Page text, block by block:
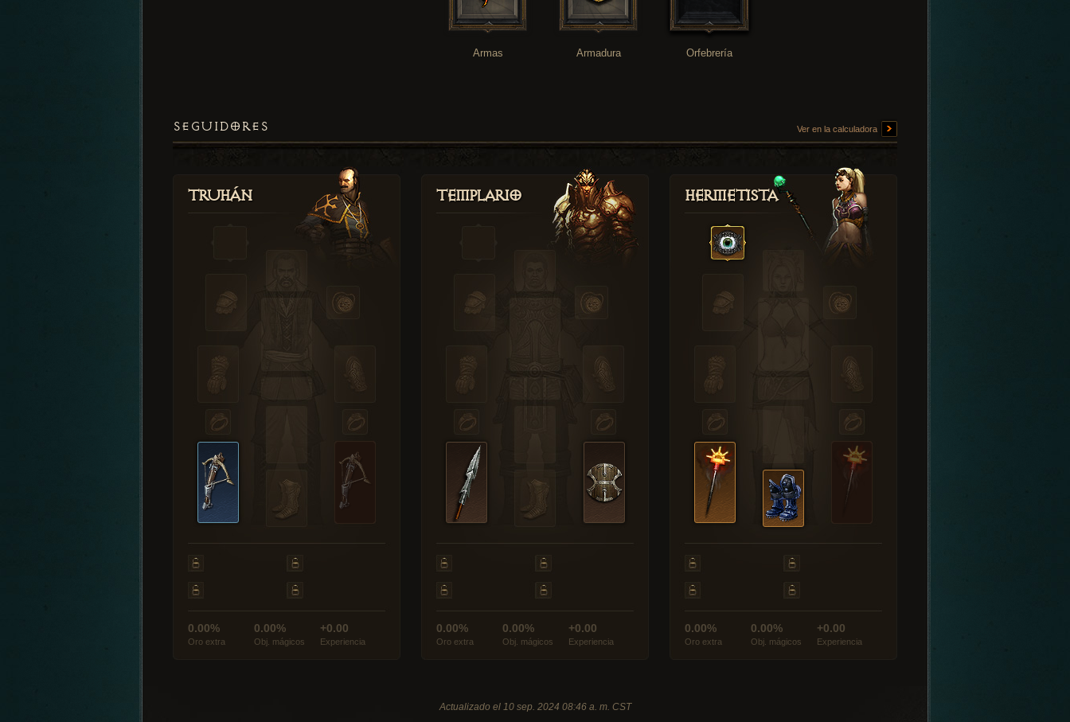
Armas Armadura Orfebrería
SEGUIDORES Ver en la calculadora
Truhán
0.00%
Oro extra
0.00%
Obj. mágicos
+0.00
Experiencia
Templario
0.00%
Oro extra
0.00%
Obj. mágicos
+0.00
Experiencia
Hermetista
0.00%
Oro extra
0.00%
Obj. mágicos
+0.00
Experiencia
Actualizado el 10 sep. 2024 08:46 a. m. CST